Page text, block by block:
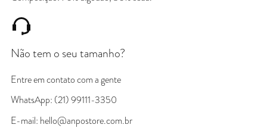
Não tem o seu tamanho?
Entre em contato com a gente
WhatsApp: (21) 99111-3350
E-mail: hello@anpostore.com.br